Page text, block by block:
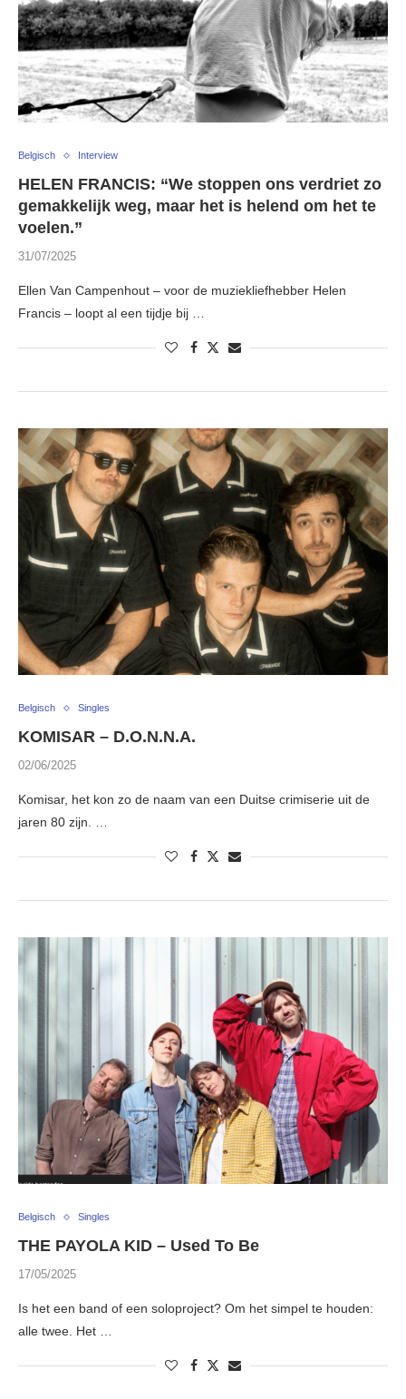
Belgisch Interview
HELEN FRANCIS: “We stoppen ons verdriet zo
gemakkelijk weg, maar het is helend om het te
voelen.”
31/07/2025
Ellen Van Campenhout – voor de muziekliefhebber Helen
Francis – loopt al een tijdje bij …
Belgisch Singles
KOMISAR – D.O.N.N.A.
02/06/2025
Komisar, het kon zo de naam van een Duitse crimiserie uit de
jaren 80 zijn. …
Belgisch Singles
THE PAYOLA KID – Used To Be
17/05/2025
Is het een band of een soloproject? Om het simpel te houden:
alle twee. Het …